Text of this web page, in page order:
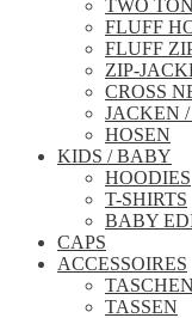
TWO
FLUFF
FLUFF
ZIP-
CROSS
JACKEN /
HOSEN
KIDS / BABY
HOODIES
T-SHIRTS
BABY
CAPS
ACCESSOIRES
TASCHEN
TASSEN